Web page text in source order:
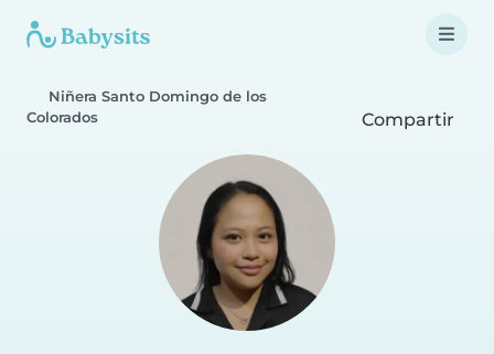
Niñera Santo Domingo de los
Colorados
Compartir